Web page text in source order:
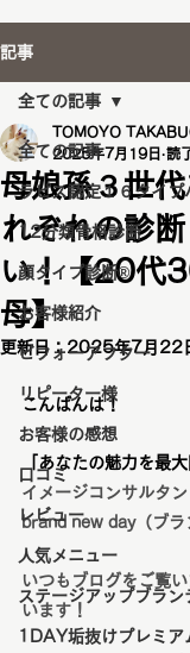
記事
全ての記事
ラピス認定１６タイ
12分類骨格診断
顔タイプ診断®️
お客様紹介
ビフォーアフター
リピーター様
お客様の感想
口コミ
レビュー
人気メニュー
ステージアップブラン
1DAY垢抜けプレミア
全ての記事
母娘孫３世
れぞれの診
い！【20代
母】
TOMOYO
2025年7月19日 読
更新日：2025年7月22
こんばんは！
「あなたの魅力を最大
イメージコンサルタン
brand new day（ブラ
いつもブログをご覧
います！